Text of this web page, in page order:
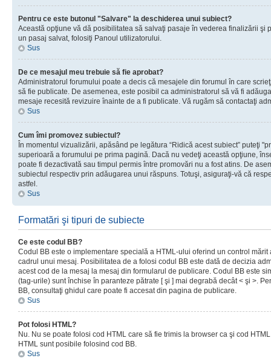
Pentru ce este butonul "Salvare" la deschiderea unui subiect?
Această opţiune vă dă posibilitatea să salvaţi pasaje în vederea finalizării şi
un pasaj salvat, folosiţi Panoul utilizatorului.
Sus
De ce mesajul meu trebuie să fie aprobat?
Administratorul forumului poate a decis că mesajele din forumul în care
să fie publicate. De asemenea, este posibil ca administratorul să vă fi
mesaje recesită revizuire înainte de a fi publicate. Vă rugăm să contactaţi
Sus
Cum îmi promovez subiectul?
În momentul vizualizării, apăsând pe legătura “Ridică acest subiect” puteţi
superioară a forumului pe prima pagină. Dacă nu vedeţi această opţiune,
poate fi dezactivată sau timpul permis între promovări nu a fost atins. De
subiectul respectiv prin adăugarea unui răspuns. Totuşi, asiguraţi-vă că
astfel.
Sus
Formatări şi tipuri de subiecte
Ce este codul BB?
Codul BB este o implementare specială a HTML-ului oferind un control
cadrul unui mesaj. Posibilitatea de a folosi codul BB este dată de decizia
acest cod de la mesaj la mesaj din formularul de publicare. Codul BB este
(tag-urile) sunt închise în paranteze pătrate [ şi ] mai degrabă decât < şi >.
BB, consultaţi ghidul care poate fi accesat din pagina de publicare.
Sus
Pot folosi HTML?
Nu. Nu se poate folosi cod HTML care să fie trimis la browser ca şi cod
HTML sunt posibile folosind cod BB.
Sus